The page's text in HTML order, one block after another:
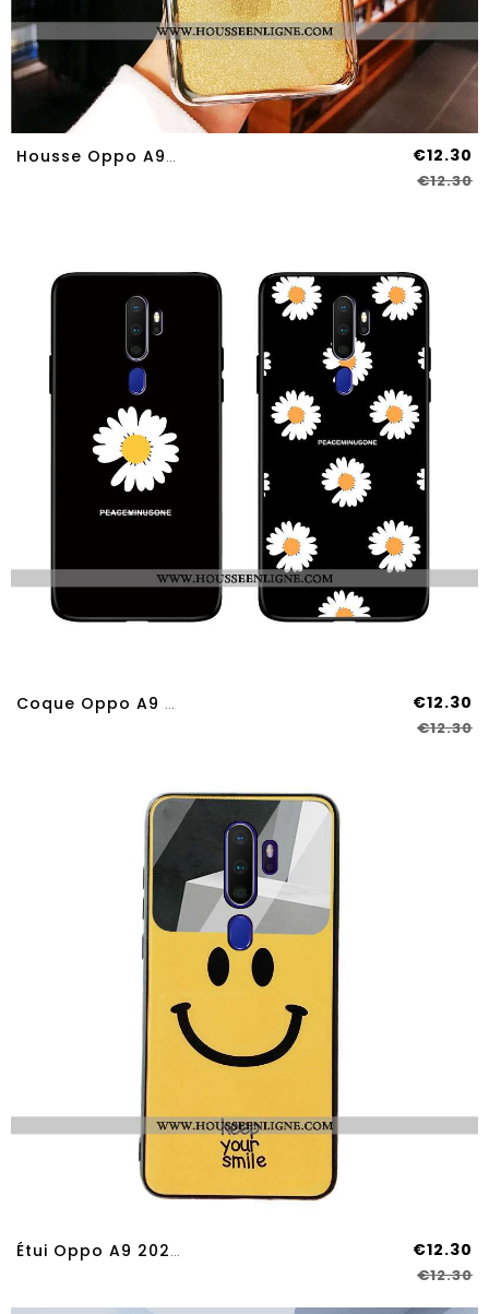
Housse Oppo A9 2020 Protection Fluide Doux Coque Étui Tout Compris Incassable Support Jaune €12.30
€12.30
Coque Oppo A9 2020 Fluide Doux Silicone Amoureux Incassable Noir Téléphone Portable €12.30
€12.30
Étui Oppo A9 2020 Verre Dessin Animé Fluide Doux Étudiant Téléphone Portable Difficile Jaune €12.30
€12.30